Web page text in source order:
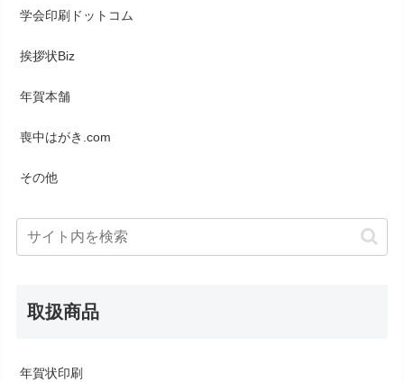
学会印刷ドットコム
挨拶状Biz
年賀本舗
喪中はがき.com
その他
取扱商品
年賀状印刷